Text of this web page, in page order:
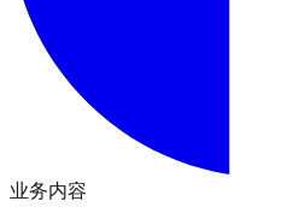
业务内容